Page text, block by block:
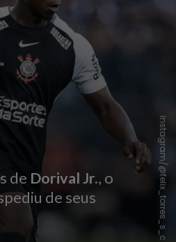
de Dorival Jr., o
de seus
Instagram/@felix_torres_s_c